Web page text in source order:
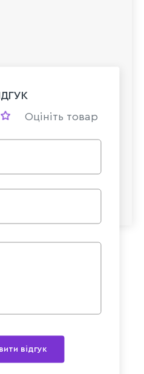
Оцініть товар
відгук